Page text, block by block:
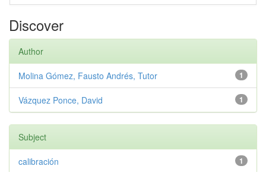
Discover
Author
1
Molina Gómez, Fausto Andrés, Tutor
1
Vázquez Ponce, David
Subject
1
calibración